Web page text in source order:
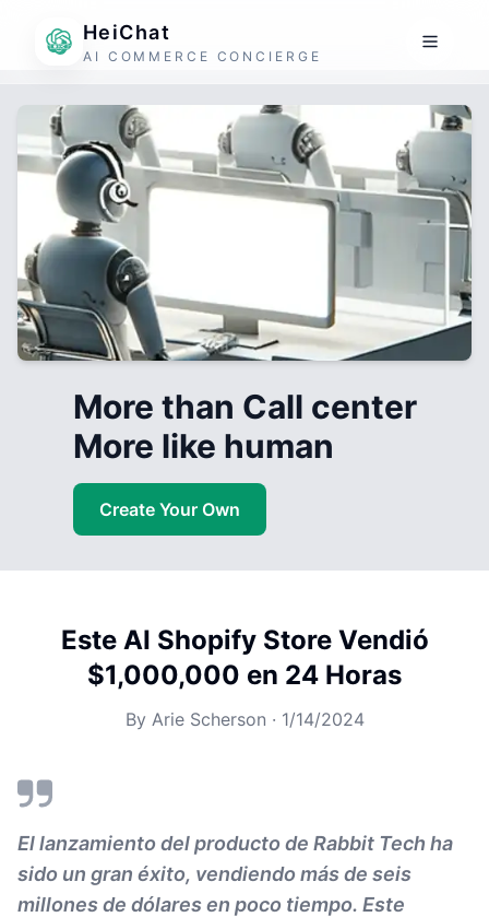
HeiChat
AI COMMERCE CONCIERGE
More than Call center
More like human
Create Your Own
Este AI Shopify Store Vendió
$1,000,000 en 24 Horas
By Arie Scherson · 1/14/2024
El lanzamiento del producto de Rabbit Tech ha
sido un gran éxito, vendiendo más de seis
millones de dólares en poco tiempo. Este